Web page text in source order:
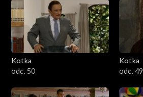
Kotka
odc. 50
Kotka
odc. 49